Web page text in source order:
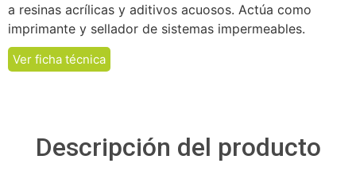
a resinas acrílicas y aditivos acuosos. Actúa como
imprimante y sellador de sistemas impermeables.
Ver ficha técnica
Descripción del producto